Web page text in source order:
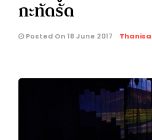
กะทัดรัด
Posted On 18 June 2017